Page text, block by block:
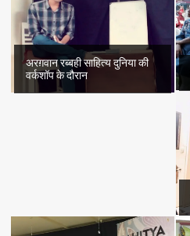
अरग़वान रब्बही साहित्य दुनिया की
वर्कशॉप के दौरान